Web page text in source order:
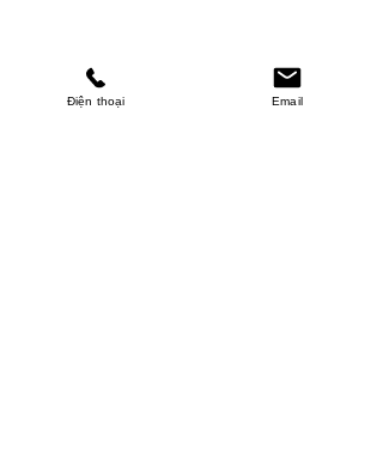
Điện thoại Email